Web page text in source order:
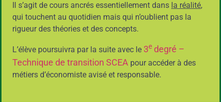
Il s’agit de cours ancrés essentiellement dans la réalité,
qui touchent au quotidien mais qui n’oublient pas la
rigueur des théories et des concepts.
L’élève poursuivra par la suite avec le 3e degré –
Technique de transition SCEA pour accéder à des
métiers d’économiste avisé et responsable.